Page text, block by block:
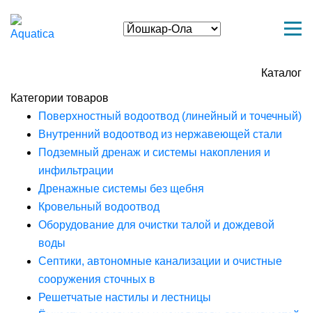
Каталог
Категории товаров
Поверхностный водоотвод (линейный и точечный)
Внутренний водоотвод из нержавеющей стали
Подземный дренаж и системы накопления и
инфильтрации
Дренажные системы без щебня
Кровельный водоотвод
Оборудование для очистки талой и дождевой
воды
Септики, автономные канализации и очистные
сооружения сточных в
Решетчатые настилы и лестницы